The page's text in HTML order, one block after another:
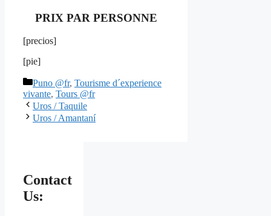
PRIX PAR PERSONNE
[precios]
[pie]
Categorías
Puno @fr, Tourisme d´experience
vivante, Tours @fr
Uros / Taquile
Uros / Amantaní
Contact
Us: